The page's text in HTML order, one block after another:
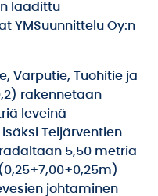
laadittu
YMSuunnittelu Oy:n
Varputie, Tuohitie ja
rakennetaan
leveinä
Teijärventien
5,50 metriä
johtaminen